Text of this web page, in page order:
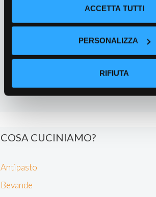
sull'icona di attivazione della privacy.
Con il tuo consenso, vorremmo anche:
raccogliere informazioni sulla tua
geografica, con
modificare o ritirare il tuo consenso in
Noi e i nostri partner trattiamo i tuoi dati
ACCETTA TUTTI
PERSONALIZZA
RIFIUTA
COSA CUCINIAMO?
Antipasto
Bevande